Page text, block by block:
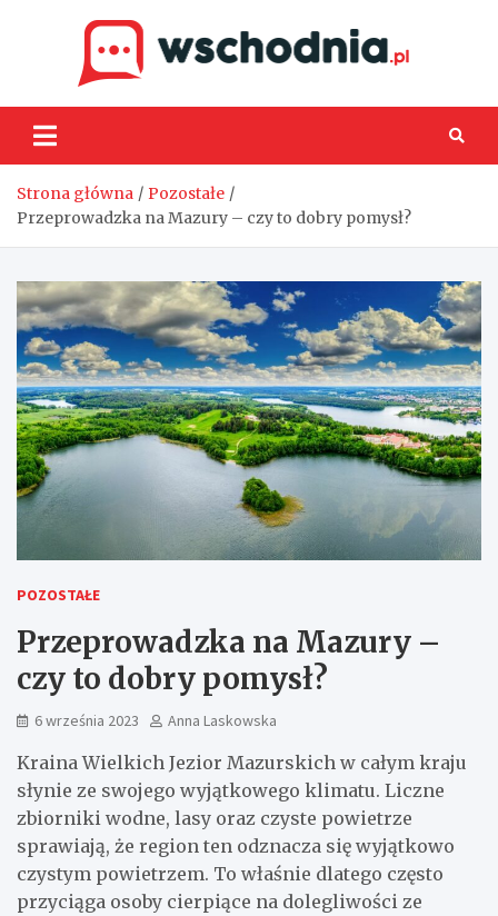
Strona główna
Pozostałe
Przeprowadzka na Mazury – czy to dobry pomysł?
POZOSTAŁE
Przeprowadzka na Mazury –
czy to dobry pomysł?
6 września 2023 Anna Laskowska
Kraina Wielkich Jezior Mazurskich w całym kraju
słynie ze swojego wyjątkowego klimatu. Liczne
zbiorniki wodne, lasy oraz czyste powietrze
sprawiają, że region ten odznacza się wyjątkowo
czystym powietrzem. To właśnie dlatego często
przyciąga osoby cierpiące na dolegliwości ze